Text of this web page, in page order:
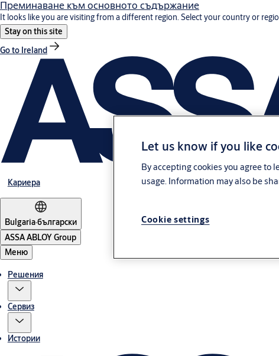
Преминаване към основното съдържание
It looks like you are visiting from a different region. Select your country or
Stay on this site
Go to Ireland
Кариера
Bulgaria·български
ASSA ABLOY Group
Меню
Решения
Сервиз
Истории
Let us know if you like
By accepting cookies you agree to
usage. Information may also be
Cookie settings